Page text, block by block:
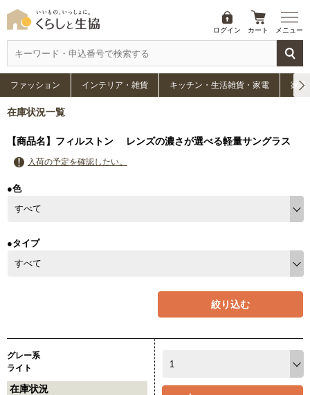
ログイン カート メニュー
ファッション インテリア・雑貨 キッチン・生活雑貨・家電 家具
在庫状況一覧
【商品名】フィルストン レンズの濃さが選べる軽量サングラス
入荷の予定を確認したい。
●色
●タイプ
絞り込む
グレー系
ライト
在庫状況